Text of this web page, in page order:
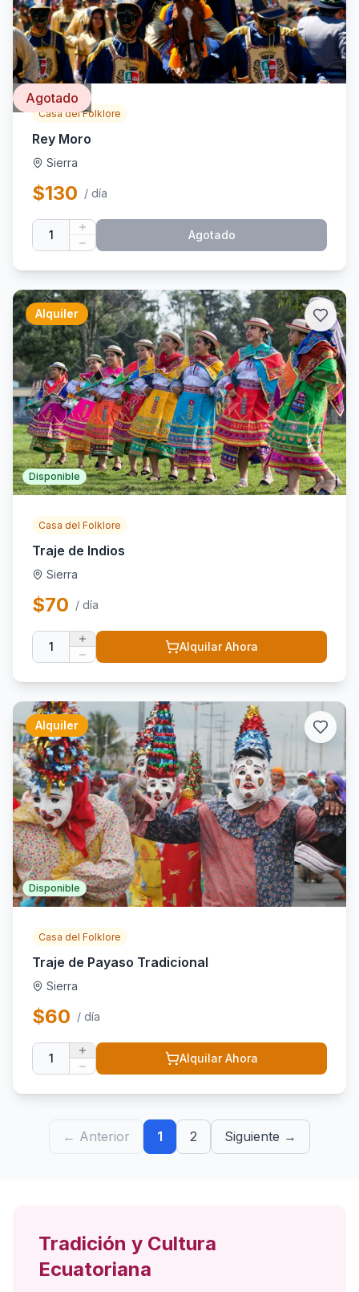
Agotado
Casa del Folklore
Rey Moro
Sierra
$130 / día
1 Agotado
Alquiler
Disponible
Casa del Folklore
Traje de Indios
Sierra
$70 / día
1 Alquilar Ahora
Alquiler
Disponible
Casa del Folklore
Traje de Payaso Tradicional
Sierra
$60 / día
1 Alquilar Ahora
← Anterior 1 2 Siguiente →
Tradición y Cultura
Ecuatoriana